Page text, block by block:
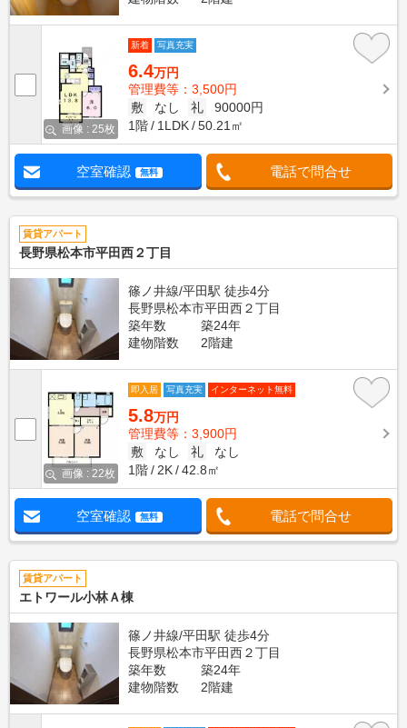
画像 : 25枚
新着 写真充実
6.4万円
管理費等：3,500円
敷
なし 礼
90000円
1階
1LDK 50.21㎡
空室確認 無料 電話で問合せ
賃貸アパート
長野県松本市平田西２丁目
篠ノ井線/平田駅 徒歩4分
長野県松本市平田西２丁目
築年数
築24年
建物階数
2階建
画像 : 22枚
即入居 写真充実 インターネット無料
5.8万円
管理費等：3,900円
敷
なし 礼
なし
1階
2K 42.8㎡
空室確認 無料 電話で問合せ
賃貸アパート
エトワール小林Ａ棟
篠ノ井線/平田駅 徒歩4分
長野県松本市平田西２丁目
築年数
築24年
建物階数
2階建